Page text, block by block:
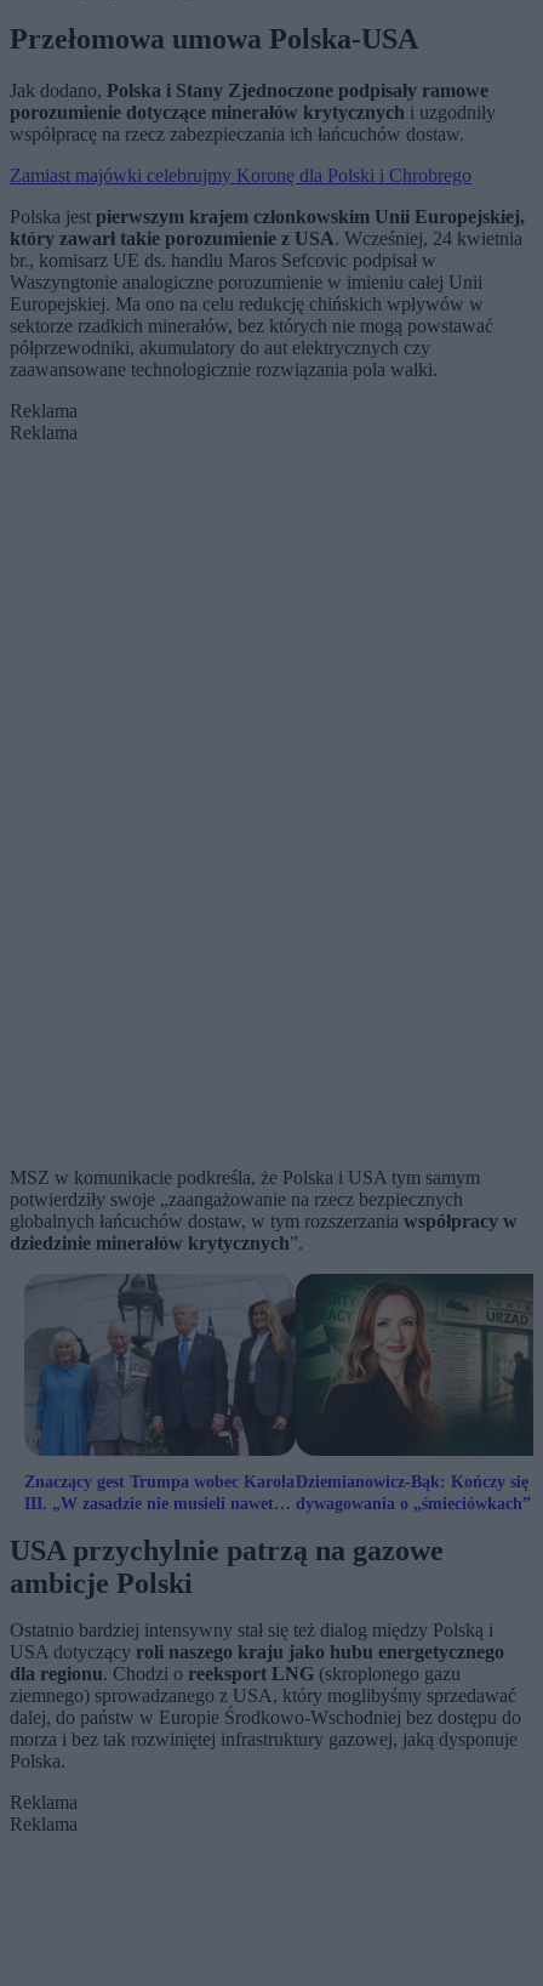
Przełomowa umowa Polska-USA
Jak dodano, Polska i Stany Zjednoczone podpisały ramowe
porozumienie dotyczące minerałów krytycznych i uzgodniły
współpracę na rzecz zabezpieczania ich łańcuchów dostaw.
Zamiast majówki celebrujmy Koronę dla Polski i Chrobrego
Polska jest pierwszym krajem członkowskim Unii Europejskiej,
który zawarł takie porozumienie z USA. Wcześniej, 24 kwietnia
br., komisarz UE ds. handlu Maros Sefcovic podpisał w
Waszyngtonie analogiczne porozumienie w imieniu całej Unii
Europejskiej. Ma ono na celu redukcję chińskich wpływów w
sektorze rzadkich minerałów, bez których nie mogą powstawać
półprzewodniki, akumulatory do aut elektrycznych czy
zaawansowane technologicznie rozwiązania pola walki.
Reklama
Reklama
MSZ w komunikacie podkreśla, że Polska i USA tym samym
potwierdziły swoje „zaangażowanie na rzecz bezpiecznych
globalnych łańcuchów dostaw, w tym rozszerzania współpracy w
dziedzinie minerałów krytycznych”.
Znaczący gest Trumpa wobec Karola
III. „W zasadzie nie musieli nawet
Dziemianowicz-Bąk: Kończy się
dywagowania o „śmieciówkach”
USA przychylnie patrzą na gazowe
ambicje Polski
Ostatnio bardziej intensywny stał się też dialog między Polską i
USA dotyczący roli naszego kraju jako hubu energetycznego
dla regionu. Chodzi o reeksport LNG (skroplonego gazu
ziemnego) sprowadzanego z USA, który moglibyśmy sprzedawać
dalej, do państw w Europie Środkowo-Wschodniej bez dostępu do
morza i bez tak rozwiniętej infrastruktury gazowej, jaką dysponuje
Polska.
Reklama
Reklama